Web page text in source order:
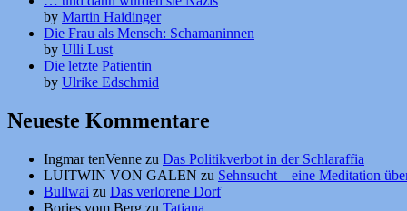
by Martin Haidinger
Die Frau als Mensch: Schamaninnen
by Ulli Lust
Die letzte Patientin
by Ulrike Edschmid
Neueste Kommentare
Ingmar tenVenne zu Das Politikverbot in der Schlaraffia
LUITWIN VON GALEN zu Sehnsucht – eine Meditation
Bullwai zu Das verlorene Dorf
Bories vom Berg zu Tatjana